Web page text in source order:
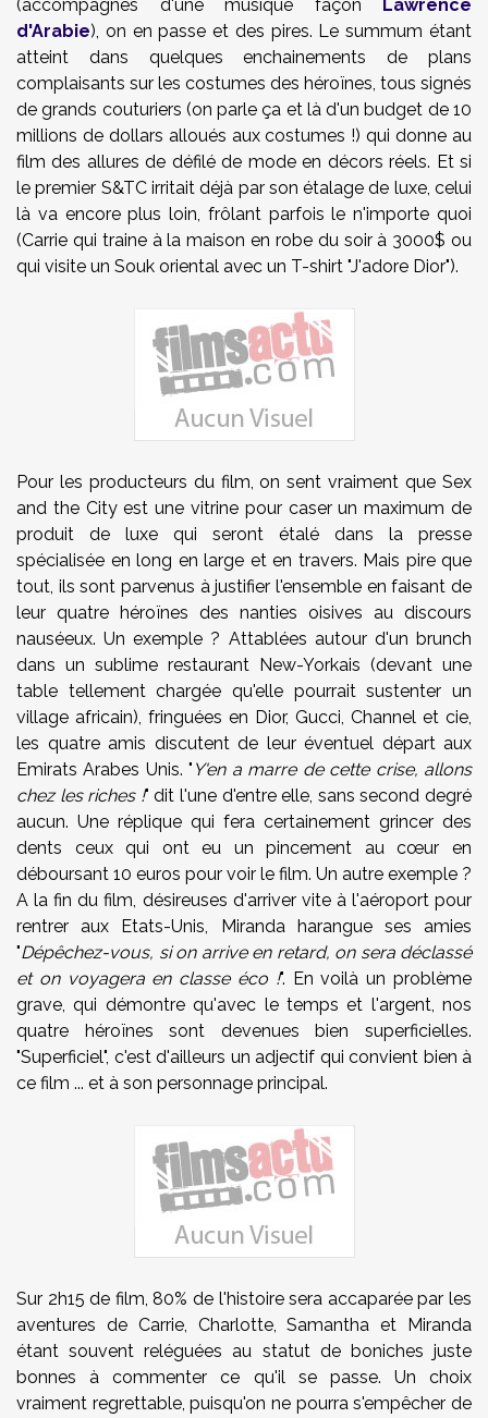
(accompagnés d'une musique façon
Lawrence
d'Arabie), on en passe et des pires. Le summum étant
atteint dans quelques enchainements de plans
complaisants sur les costumes des héroïnes, tous signés
de grands couturiers (on parle ça et là d'un budget de 10
millions de dollars alloués aux costumes !) qui donne au
film des allures de défilé de mode en décors réels. Et si
le premier S&TC irritait déjà par son étalage de luxe, celui
là va encore plus loin, frôlant parfois le n'importe quoi
(Carrie qui traine à la maison en robe du soir à 3000$ ou
qui visite un Souk oriental avec un T-shirt "J'adore Dior").
Pour les producteurs du film, on sent vraiment que Sex
and the City est une vitrine pour caser un maximum de
produit de luxe qui seront étalé dans la presse
spécialisée en long en large et en travers. Mais pire que
tout, ils sont parvenus à justifier l'ensemble en faisant de
leur quatre héroïnes des nanties oisives au discours
nauséeux. Un exemple ? Attablées autour d'un brunch
dans un sublime restaurant New-Yorkais (devant une
table tellement chargée qu'elle pourrait sustenter un
village africain), fringuées en Dior, Gucci, Channel et cie,
les quatre amis discutent de leur éventuel départ aux
Emirats Arabes Unis. " Y'en a marre de cette crise, allons
chez les riches !" dit l'une d'entre elle, sans second degré
aucun. Une réplique qui fera certainement grincer des
dents ceux qui ont eu un pincement au cœur en
déboursant 10 euros pour voir le film. Un autre exemple ?
A la fin du film, désireuses d'arriver vite à l'aéroport pour
rentrer aux Etats-Unis, Miranda harangue ses amies
"Dépêchez-vous, si on arrive en retard, on sera déclassé
et on voyagera en classe éco !". En voilà un problème
grave, qui démontre qu'avec le temps et l'argent, nos
quatre héroïnes sont devenues bien superficielles.
"Superficiel", c'est d'ailleurs un adjectif qui convient bien à
ce film ... et à son personnage principal.
Sur 2h15 de film, 80% de l'histoire sera accaparée par les
aventures de Carrie, Charlotte, Samantha et Miranda
étant souvent reléguées au statut de boniches juste
bonnes à commenter ce qu'il se passe. Un choix
vraiment regrettable, puisqu'on ne pourra s'empêcher de